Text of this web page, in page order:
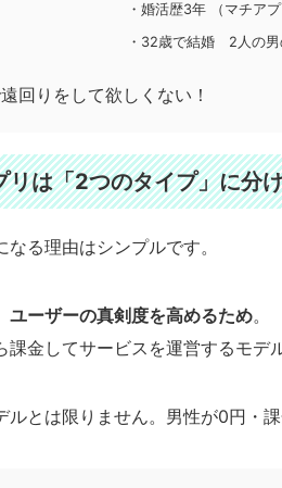
・婚活歴3年 （マチア
・32歳で結婚 2人の男
りをして欲しくない！
リは「2つのタイプ」に分
る理由はシンプルです。
ユーザーの真剣度を高めるため。
金してサービスを運営するモデ
ルとは限りません。男性が0円・